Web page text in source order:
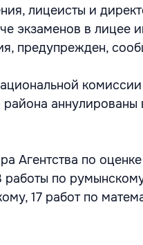
лицеисты и
экзаменов в лицее
предупрежден,
комиссии
Агентства по
по
17 работ по